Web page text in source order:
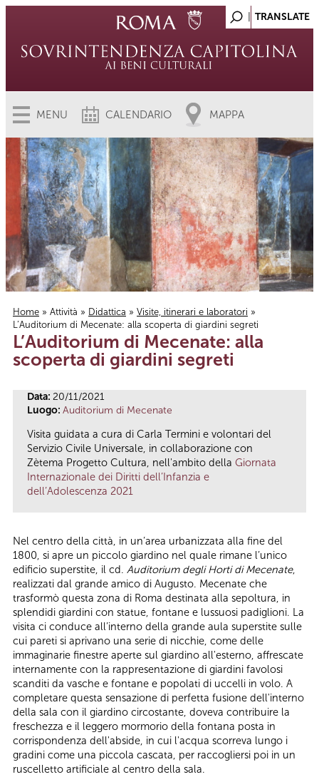
MENU CALENDARIO MAPPA
Tu sei qui
Home » Attività » Didattica » Visite, itinerari e laboratori »
L’Auditorium di Mecenate: alla scoperta di giardini segreti
L’Auditorium di Mecenate: alla
scoperta di giardini segreti
Data: 20/11/2021
Luogo: Auditorium di Mecenate
Visita guidata a cura di Carla Termini e volontari del
Servizio Civile Universale, in collaborazione con
Zètema Progetto Cultura, nell'ambito della Giornata
Internazionale dei Diritti dell’Infanzia e
dell’Adolescenza 2021
Nel centro della città, in un’area urbanizzata alla fine del
1800, si apre un piccolo giardino nel quale rimane l’unico
edificio superstite, il cd. Auditorium degli Horti di Mecenate,
realizzati dal grande amico di Augusto. Mecenate che
trasformò questa zona di Roma destinata alla sepoltura, in
splendidi giardini con statue, fontane e lussuosi padiglioni. La
visita ci conduce all’interno della grande aula superstite sulle
cui pareti si aprivano una serie di nicchie, come delle
immaginarie finestre aperte sul giardino all'esterno, affrescate
internamente con la rappresentazione di giardini favolosi
scanditi da vasche e fontane e popolati di uccelli in volo. A
completare questa sensazione di perfetta fusione dell'interno
della sala con il giardino circostante, doveva contribuire la
freschezza e il leggero mormorio della fontana posta in
corrispondenza dell'abside, in cui l'acqua scorreva lungo i
gradini come una piccola cascata, per raccogliersi poi in un
ruscelletto artificiale al centro della sala.